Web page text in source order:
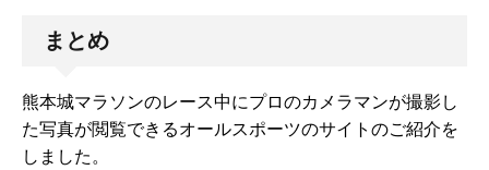
まとめ
熊本城マラソンのレース中にプロのカメラマンが撮影し
た写真が閲覧できるオールスポーツのサイトのご紹介を
しました。